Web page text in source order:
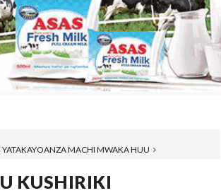
MACHI MWAKA HUU
KUSHIRIKI